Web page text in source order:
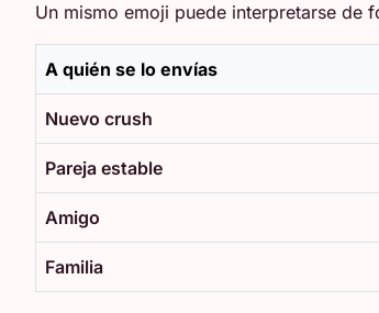
Un mismo emoji puede interpretarse de
A quién se lo envías
Nuevo crush
Pareja estable
Amigo
Familia